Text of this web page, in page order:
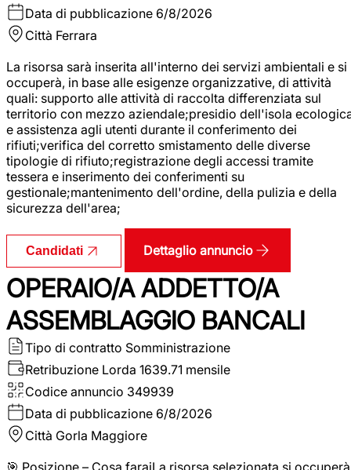
Data di pubblicazione 6/8/2026
Città Ferrara
La risorsa sarà inserita all'interno dei servizi ambientali e si
occuperà, in base alle esigenze organizzative, di attività
quali: supporto alle attività di raccolta differenziata sul
territorio con mezzo aziendale;presidio dell'isola
e assistenza agli utenti durante il conferimento dei
rifiuti;verifica del corretto smistamento delle diverse
tipologie di rifiuto;registrazione degli accessi tramite
tessera e inserimento dei conferimenti su
gestionale;mantenimento dell'ordine, della pulizia e della
sicurezza dell'area;
Candidati Dettaglio annuncio
OPERAIO/A ADDETTO/A
ASSEMBLAGGIO BANCALI
Tipo di contratto Somministrazione
Retribuzione Lorda 1639.71 mensile
Codice annuncio 349939
Data di pubblicazione 6/8/2026
Città Gorla Maggiore
🎯 Posizione – Cosa faraiLa risorsa selezionata si occuperà